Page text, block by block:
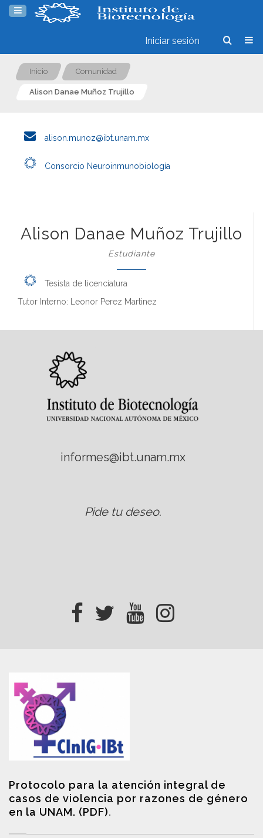
Iniciar sesión
Inicio Comunidad
Alison Danae Muñoz Trujillo
alison.munoz@ibt.unam.mx
Consorcio Neuroinmunobiología
Alison Danae Muñoz Trujillo
Estudiante
Tesista de licenciatura
Tutor Interno: Leonor Perez Martinez
informes@ibt.unam.mx
Pide tu deseo.
Protocolo para la atención integral de
casos de violencia por razones de género
en la UNAM. (PDF).